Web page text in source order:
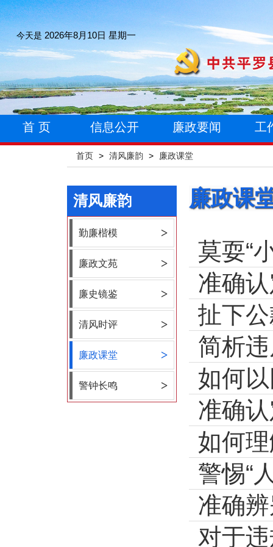
今天是 2026年8月10日 星期一
首 页 信息公开 廉政要闻 工
首页 > 清风廉韵 > 廉政课堂
清风廉韵
勤廉楷模 >
廉政文苑 >
廉史镜鉴 >
清风时评 >
廉政课堂 >
警钟长鸣 >
廉政课
扯下公